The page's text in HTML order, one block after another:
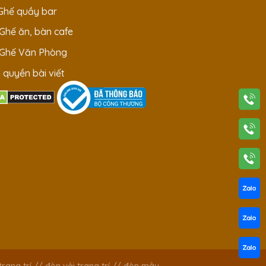
quầy bar
ăn, bàn cafe
Văn Phòng
quyền bài viết